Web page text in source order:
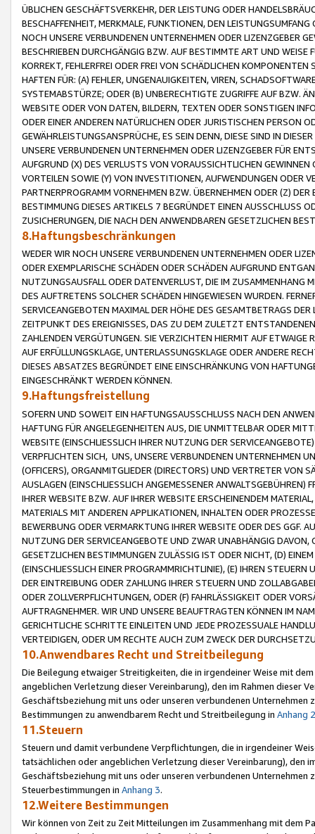
ÜBLICHEN GESCHÄFTSVERKEHR, DER LEISTUNG ODER
BESCHAFFENHEIT, MERKMALE, FUNKTIONEN, DEN
NOCH UNSERE VERBUNDENEN UNTERNEHMEN ODER LIZENZGEBER
BESCHRIEBEN DURCHGÄNGIG BZW. AUF BESTIMMTE ART UND
KORREKT, FEHLERFREI ODER FREI VON SCHÄDLICHEN
HAFTEN FÜR: (A) FEHLER, UNGENAUIGKEITEN, VIREN,
SYSTEMABSTÜRZE; ODER (B) UNBERECHTIGTE ZUGRIFFE AUF BZW.
WEBSITE ODER VON DATEN, BILDERN, TEXTEN ODER SONSTIGEN
ODER EINER ANDEREN NATÜRLICHEN ODER JURISTISCHEN PERSON
GEWÄHRLEISTUNGSANSPRÜCHE, ES SEIN DENN, DIESE SIND IN
UNSERE VERBUNDENEN UNTERNEHMEN ODER LIZENZGEBER FÜR
AUFGRUND (X) DES VERLUSTS VON VORAUSSICHTLICHEN
VORTEILEN SOWIE (Y) VON INVESTITIONEN, AUFWENDUNGEN ODER
PARTNERPROGRAMM VORNEHMEN BZW. ÜBERNEHMEN ODER (Z)
BESTIMMUNG DIESES ARTIKELS 7 BEGRÜNDET EINEN AUSSCHLUSS
ZUSICHERUNGEN, DIE NACH DEN ANWENDBAREN GESETZLICHEN
8.Haftungsbeschränkungen
WEDER WIR NOCH UNSERE VERBUNDENEN UNTERNEHMEN ODER
ODER EXEMPLARISCHE SCHÄDEN ODER SCHÄDEN AUFGRUND
NUTZUNGSAUSFALL ODER DATENVERLUST, DIE IM ZUSAMMENHANG
DES AUFTRETENS SOLCHER SCHÄDEN HINGEWIESEN WURDEN.
SERVICEANGEBOTEN MAXIMAL DER HÖHE DES GESAMTBETRAGS
ZEITPUNKT DES EREIGNISSES, DAS ZU DEM ZULETZT
ZAHLENDEN VERGÜTUNGEN. SIE VERZICHTEN HIERMIT AUF
AUF ERFÜLLUNGSKLAGE, UNTERLASSUNGSKLAGE ODER ANDERE
DIESES ABSATZES BEGRÜNDET EINE EINSCHRÄNKUNG VON
EINGESCHRÄNKT WERDEN KÖNNEN.
9.Haftungsfreistellung
SOFERN UND SOWEIT EIN HAFTUNGSAUSSCHLUSS NACH DEN
HAFTUNG FÜR ANGELEGENHEITEN AUS, DIE UNMITTELBAR ODER
WEBSITE (EINSCHLIESSLICH IHRER NUTZUNG DER
VERPFLICHTEN SICH, UNS, UNSERE VERBUNDENEN UNTERNEHMEN
(OFFICERS), ORGANMITGLIEDER (DIRECTORS) UND VERTRETER VON
AUSLAGEN (EINSCHLIESSLICH ANGEMESSENER
IHRER WEBSITE BZW. AUF IHRER WEBSITE ERSCHEINENDEM
MATERIALS MIT ANDEREN APPLIKATIONEN, INHALTEN ODER
BEWERBUNG ODER VERMARKTUNG IHRER WEBSITE ODER DES GGF.
NUTZUNG DER SERVICEANGEBOTE UND ZWAR UNABHÄNGIG
GESETZLICHEN BESTIMMUNGEN ZULÄSSIG IST ODER NICHT, (D)
(EINSCHLIESSLICH EINER PROGRAMMRICHTLINIE), (E) IHREN
DER EINTREIBUNG ODER ZAHLUNG IHRER STEUERN UND
ODER ZOLLVERPFLICHTUNGEN, ODER (F) FAHRLÄSSIGKEIT ODER
AUFTRAGNEHMER. WIR UND UNSERE BEAUFTRAGTEN KÖNNEN IM
GERICHTLICHE SCHRITTE EINLEITEN UND JEDE PROZESSUALE
VERTEIDIGEN, ODER UM RECHTE AUCH ZUM ZWECK DER
10.Anwendbares Recht und Streitbeilegung
Die Beilegung etwaiger Streitigkeiten, die in irgendeiner Weise mit
angeblichen Verletzung dieser Vereinbarung), den im Rahmen dieser
Geschäftsbeziehung mit uns oder unseren verbundenen
Bestimmungen zu anwendbarem Recht und Streitbeilegung in Anhang 2
11.Steuern
Steuern und damit verbundene Verpflichtungen, die in irgendeiner
tatsächlichen oder angeblichen Verletzung dieser Vereinbarung), den
Geschäftsbeziehung mit uns oder unseren verbundenen
Steuerbestimmungen in Anhang 3.
12.Weitere Bestimmungen
Wir können von Zeit zu Zeit Mitteilungen im Zusammenhang mit dem